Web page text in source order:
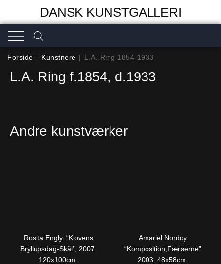
DANSK KUNSTGALLERI
Forside | Kunstnere | L.A. Ring 1854-1933
L.A. Ring f.1854, d.1933
Andre kunstværker
Rosita Engly. “Klovens
Bryllupsdag-Skål”, 2007.
120x100cm.
Amariel Nordoy
“Komposition,Færøerne”
2003. 48x58cm.